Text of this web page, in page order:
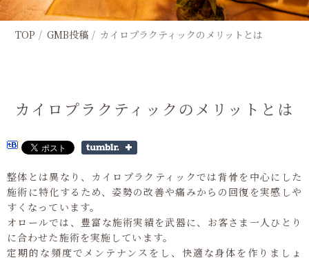
TOP GMB投稿 カイロプラクティックのメリットとは
カイロプラクティックのメリットとは
整体とは異なり、カイロプラクティックでは背骨を中心にした
施術に特化するため、姿勢の改善や痛みからの回復を実感しや
すくなっています。
オロールでは、豊富な施術実績を武器に、お客さま一人ひとり
に合わせた施術を実施しています。
定期的な頻度でメンテナンスをし、快適な身体を作りましょ